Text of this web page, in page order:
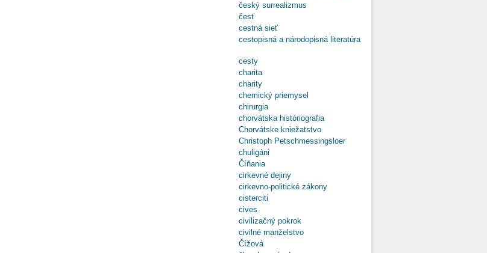
český surrealizmus
česť
cestná sieť
cestopisná a národopisná literatúra
cesty
charita
charity
chemický priemysel
chirurgia
chorvátska históriografia
Chorvátske kniežatstvo
Christoph Petschmessingsloer
chuligáni
Číňania
cirkevné dejiny
cirkevno-politické zákony
cisterciti
cives
civilizačný pokrok
civilné manželstvo
Čížová